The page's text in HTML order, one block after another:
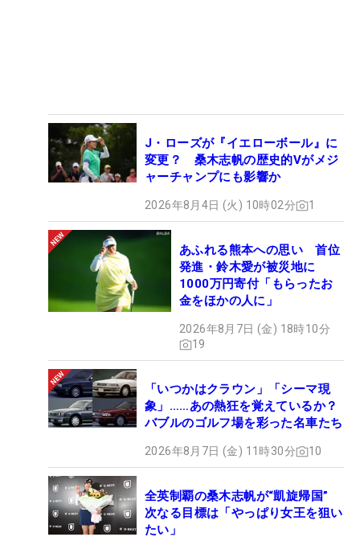
J・ローズが『イエローボール』に
変更？ 桑木志帆の歴史的Vがメジ
ャーチャンプにも影響か
2026年8月4日 (火) 10時02分 1
あふれる熊本への思い 首位
発進・鈴木愛が被災地に
1000万円寄付「もらったお
金をほかの人に」
2026年8月7日 (金) 18時10分
19
「いつかはクラウン」「シーマ現
象」……あの熱狂を覚えているか？
バブルのゴルフ場を彩った名車たち
2026年8月7日 (金) 11時30分 10
全英制覇の桑木志帆が“凱旋帰国”
次なる目標は「やっぱり女王を狙い
たい」